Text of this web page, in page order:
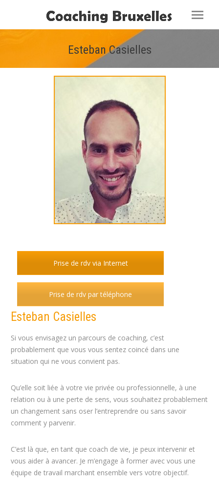
Esteban Casielles
Prise de rdv via Internet
Prise de rdv par téléphone
Esteban Casielles
Si vous envisagez un parcours de coaching, c’est
probablement que vous vous sentez coincé dans une
situation qui ne vous convient pas.
Qu’elle soit liée à votre vie privée ou professionnelle, à une
relation ou à une perte de sens, vous souhaitez probablement
un changement sans oser l’entreprendre ou sans savoir
comment y parvenir.
C’est là que, en tant que coach de vie, je peux intervenir et
vous aider à avancer. Je m’engage à former avec vous une
équipe de travail marchant ensemble vers votre objectif.